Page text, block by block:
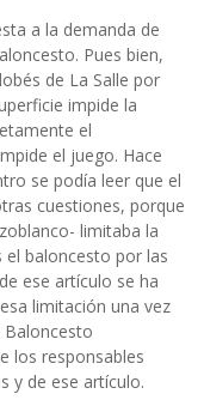
a la demanda de
Pues bien,
de La Salle por
impide la
el
el juego. Hace
se podía leer que el
cuestiones, porque
limitaba la
baloncesto por las
ese artículo se ha
limitación una vez
Baloncesto
los responsables
y de ese artículo.